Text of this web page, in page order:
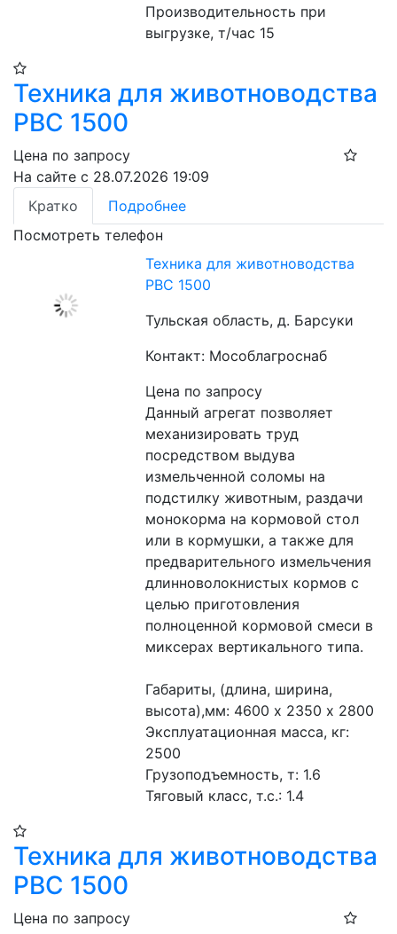
Производительность при
выгрузке, т/час 15
Техника для животноводства
РВС 1500
Цена по запросу
На сайте с 28.07.2026 19:09
Кратко
Подробнее
Посмотреть телефон
Техника для животноводства
РВС 1500
Тульская область, д. Барсуки
Контакт: Мособлагроснаб
Цена по запросу
Данный агрегат позволяет
механизировать труд
посредством выдува
измельченной соломы на
подстилку животным, раздачи
монокорма на кормовой стол
или в кормушки, а также для
предварительного измельчения
длинноволокнистых кормов с
целью приготовления
полноценной кормовой смеси в
миксерах вертикального типа.
Габариты, (длина, ширина,
высота),мм: 4600 х 2350 х 2800
Эксплуатационная масса, кг:
2500
Грузоподъемность, т: 1.6
Тяговый класс, т.с.: 1.4
Техника для животноводства
РВС 1500
Цена по запросу